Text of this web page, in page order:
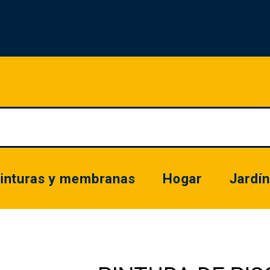
y membranas Hogar Jardín